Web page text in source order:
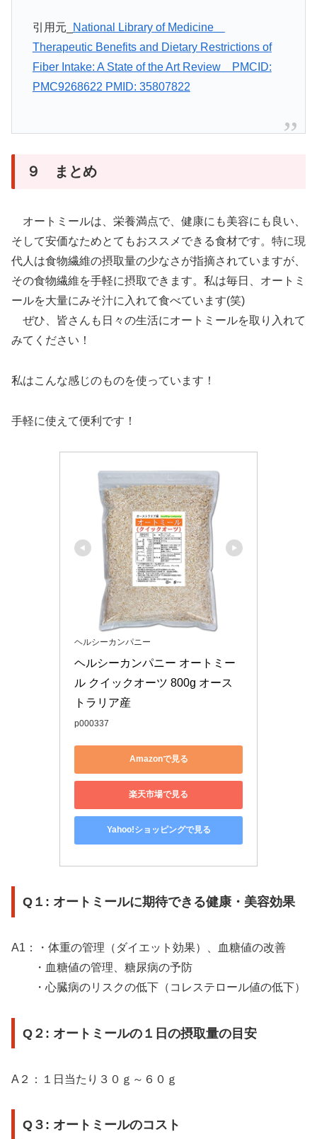
引用元_
National Library of Medicine＿
Therapeutic Benefits and Dietary Restrictions of
Fiber Intake: A State of the Art Review＿PMCID:
PMC9268622 PMID: 35807822
９ まとめ
オートミールは、栄養満点で、健康にも美容にも良い、
そして安価なためとてもおススメできる食材です。特に現
代人は食物繊維の摂取量の少なさが指摘されていますが、
その食物繊維を手軽に摂取できます。私は毎日、オートミ
ールを大量にみそ汁に入れて食べています(笑)
ぜひ、皆さんも日々の生活にオートミールを取り入れて
みてください！
私はこんな感じのものを使っています！
手軽に使えて便利です！
ヘルシーカンパニー
ヘルシーカンパニー オートミー
ル クイックオーツ 800g オース
トラリア産
p000337
Amazonで見る
楽天市場で見る
Yahoo!ショッピングで見る
Q１: オートミールに期待できる健康・美容効果
A1：・体重の管理（ダイエット効果）、血糖値の改善
・血糖値の管理、糖尿病の予防
・心臓病のリスクの低下（コレステロール値の低下）
Q２: オートミールの１日の摂取量の目安
A２：１日当たり３０ｇ～６０ｇ
Q３: オートミールのコスト